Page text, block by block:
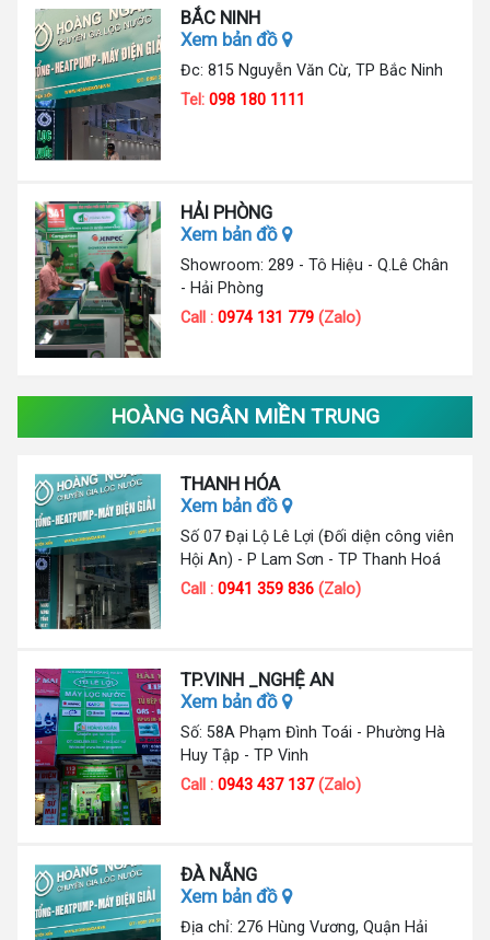
BẮC NINH
Xem bản đồ
Đc: 815 Nguyễn Văn Cừ, TP Bắc Ninh
Tel:098 180 1111
HẢI PHÒNG
Xem bản đồ
Showroom: 289 - Tô Hiệu - Q.Lê Chân
- Hải Phòng
Call :0974 131 779 (Zalo)
HOÀNG NGÂN MIỀN TRUNG
THANH HÓA
Xem bản đồ
Số 07 Đại Lộ Lê Lợi (Đối diện công viên
Hội An) - P Lam Sơn - TP Thanh Hoá
Call :0941 359 836 (Zalo)
TP.VINH _NGHỆ AN
Xem bản đồ
Số: 58A Phạm Đình Toái - Phường Hà
Huy Tập - TP Vinh
Call :0943 437 137(Zalo)
ĐÀ NẴNG
Xem bản đồ
Địa chỉ: 276 Hùng Vương, Quận Hải